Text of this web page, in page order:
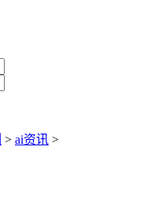
> ai资讯 >